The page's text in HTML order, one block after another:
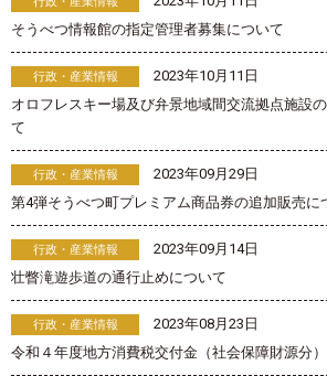
そうべつ情報館の指定管理者募集について
行政・産業情報
2023年10月11日
オロフレスキー場及び弁景地域間交流拠点施設
て
行政・産業情報
2023年09月29日
第4弾そうべつ町プレミアム商品券の追加販売に
行政・産業情報
2023年09月14日
壮瞥滝遊歩道の通行止めについて
行政・産業情報
2023年08月23日
令和４年度地方消費税交付金（社会保障財源分